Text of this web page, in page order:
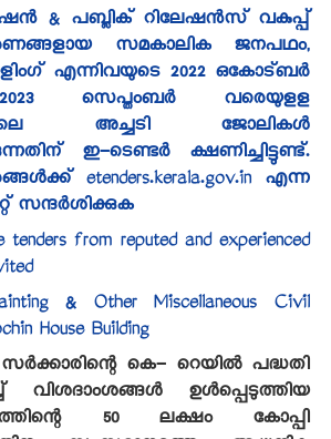
& പബ്ലിക് റിലേഷൻ‍സ് വ​കുപ്പ്
സമകാലിക ജനപഥം,
എന്നിവയുടെ 2022 ഒകോട്ബർ
സെപ്തംബർ വരെയുളള
അച്ചടി ജോലികൾ
ഇ-ടെണ്ടർ ക്ഷണിച്ചിട്ടുണ്ട്.
etenders.kerala.gov.in എന്ന
സന്ദർശിക്കുക
tenders from reputed and experienced
& Other Miscellaneous Civil
House Building
കെ- റെയിൽ പദ്ധതി
വിശദാംശങ്ങൾ ഉൾപ്പെടുത്തിയ
50 ലക്ഷം കോപ്പി